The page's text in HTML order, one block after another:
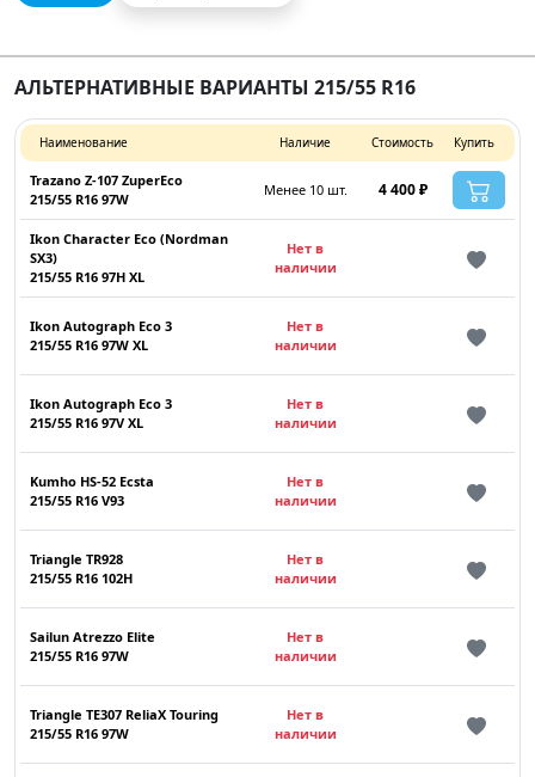
АЛЬТЕРНАТИВНЫЕ ВАРИАНТЫ 215/55 R16
Наименование Наличие Стоимость Купить
Trazano Z-107 ZuperEco
215/55 R16 97W
Менее 10 шт. 4 400 ₽
Ikon Character Eco (Nordman
SX3)
215/55 R16 97H XL
Нет в
наличии
Ikon Autograph Eco 3
215/55 R16 97W XL
Нет в
наличии
Ikon Autograph Eco 3
215/55 R16 97V XL
Нет в
наличии
Kumho HS-52 Ecsta
215/55 R16 V93
Нет в
наличии
Triangle TR928
215/55 R16 102H
Нет в
наличии
Sailun Atrezzo Elite
215/55 R16 97W
Нет в
наличии
Triangle TE307 ReliaX Touring
215/55 R16 97W
Нет в
наличии